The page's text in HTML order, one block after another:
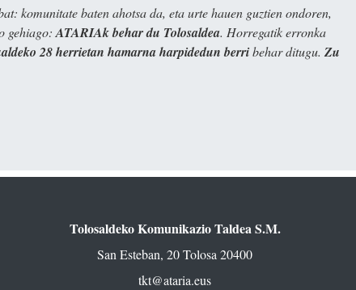
komunitate baten ahotsa da, eta urte hauen guztien ondoren,
gehiago: ATARIAk behar du Tolosaldea. Horregatik erronka
28 herrietan hamarna harpidedun berribehar ditugu. Zu
Tolosaldeko Komunikazio Taldea S.M.
San Esteban, 20 Tolosa 20400
tkt@ataria.eus